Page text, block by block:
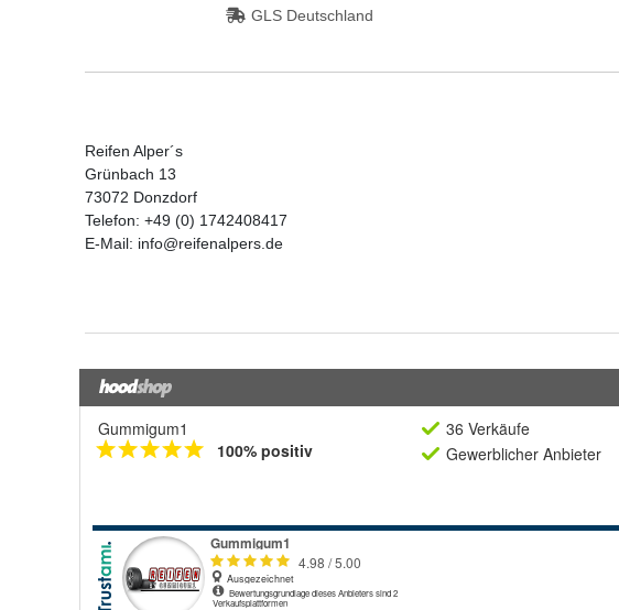
Gummigum1
100% positiv
36 Verkäufe
Gewerblicher Anbieter